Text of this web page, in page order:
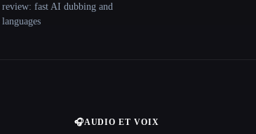
fast AI dubbing and
🎧AUDIO ET VOIX